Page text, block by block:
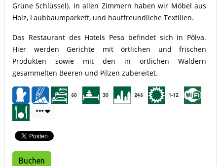
Grüne Schlüssel). In allen Zimmern haben wir Möbel aus
Holz, Laubbaumparkett, und hautfreundliche Textilien.
Das Restaurant des Hotels Pesa befindet sich in Põlva.
Hier werden Gerichte mit örtlichen und frischen
Produkten sowie mit den in örtlichen Wäldern
gesammelten Beeren und Pilzen zubereitet.
60 30 246 1-12
Buchen